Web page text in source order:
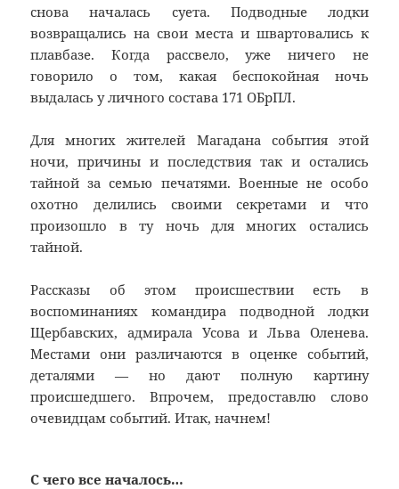
снова началась суета. Подводные лодки
возвращались на свои места и швартовались к
плавбазе. Когда рассвело, уже ничего не
говорило о том, какая беспокойная ночь
выдалась у личного состава 171 ОБрПЛ.
Для многих жителей Магадана события этой
ночи, причины и последствия так и остались
тайной за семью печатями. Военные не особо
охотно делились своими секретами и что
произошло в ту ночь для многих остались
тайной.
Рассказы об этом происшествии есть в
воспоминаниях командира подводной лодки
Щербавских, адмирала Усова и Льва Оленева.
Местами они различаются в оценке событий,
деталями — но дают полную картину
происшедшего. Впрочем, предоставлю слово
очевидцам событий. Итак, начнем!
С чего все началось…